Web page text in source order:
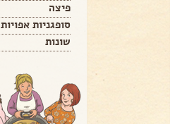
פיצה
סופגניות אפויות
שונות